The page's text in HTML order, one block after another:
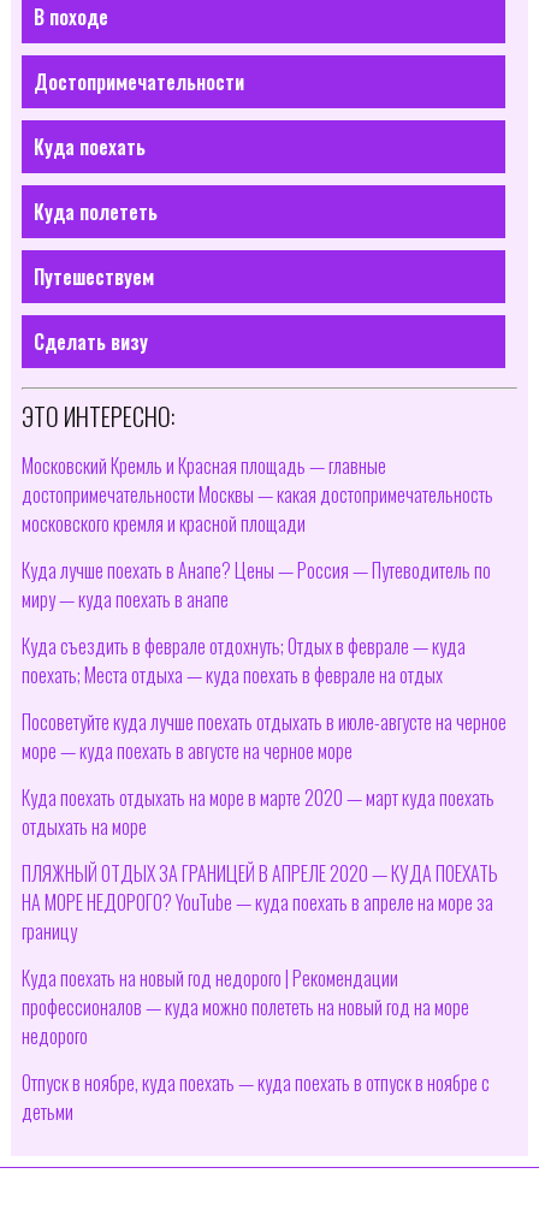
В походе
Достопримечательности
Куда поехать
Куда полететь
Путешествуем
Сделать визу
ЭТО ИНТЕРЕСНО:
Московский Кремль и Красная площадь — главные
достопримечательности Москвы — какая достопримечательность
московского кремля и красной площади
Куда лучше поехать в Анапе? Цены — Россия — Путеводитель по
миру — куда поехать в анапе
Куда съездить в феврале отдохнуть; Отдых в феврале — куда
поехать; Места отдыха — куда поехать в феврале на отдых
Посоветуйте куда лучше поехать отдыхать в июле-августе на черное
море — куда поехать в августе на черное море
Куда поехать отдыхать на море в марте 2020 — март куда поехать
отдыхать на море
ПЛЯЖНЫЙ ОТДЫХ ЗА ГРАНИЦЕЙ В АПРЕЛЕ 2020 — КУДА ПОЕХАТЬ
НА МОРЕ НЕДОРОГО? YouTube — куда поехать в апреле на море за
границу
Куда поехать на новый год недорого | Рекомендации
профессионалов — куда можно полететь на новый год на море
недорого
Отпуск в ноябре, куда поехать — куда поехать в отпуск в ноябре с
детьми